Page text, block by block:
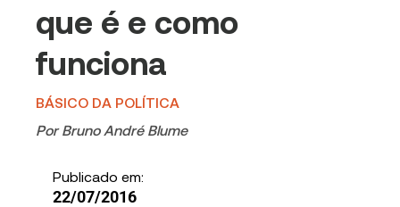
que é e como
funciona
BÁSICO DA POLÍTICA
Por Bruno André Blume
Publicado em:
22/07/2016